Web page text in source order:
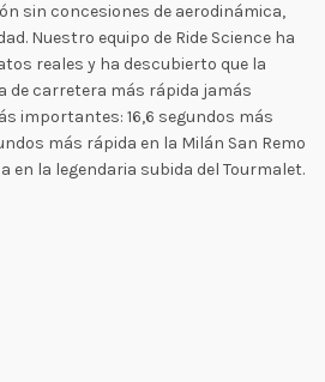
sin concesiones de aerodinámica,
Nuestro equipo de Ride Science ha
reales y ha descubierto que la
de carretera más rápida jamás
importantes: 16,6 segundos más
más rápida en la Milán San Remo
en la legendaria subida del Tourmalet.